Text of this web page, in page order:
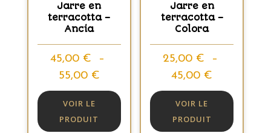
Jarre en
terracotta –
Ancia
45,00 €
–
55,00 €Plage
de
45,00 €
VOIR LE
PRODUIT
Jarre en
terracotta –
Colora
25,00 €
–
45,00 €
de
25,00 €
VOIR LE
PRODUIT